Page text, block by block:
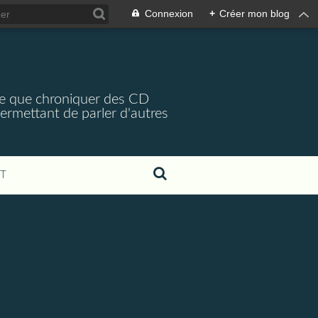
Connexion + Créer mon blog
que chroniquer des CD
de parler d'autres